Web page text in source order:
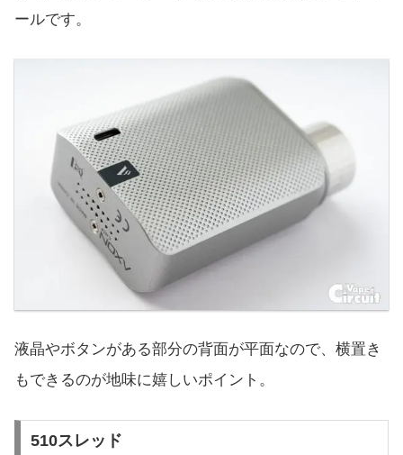
ールです。
液晶やボタンがある部分の背面が平面なので、横置き
もできるのが地味に嬉しいポイント。
510スレッド